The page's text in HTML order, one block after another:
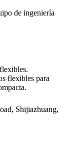
de ingeniería
flexibles para
Shijiazhuang,